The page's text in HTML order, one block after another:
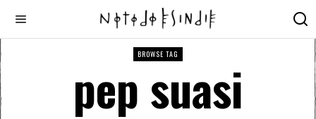
BROWSE TAG
pep suasi